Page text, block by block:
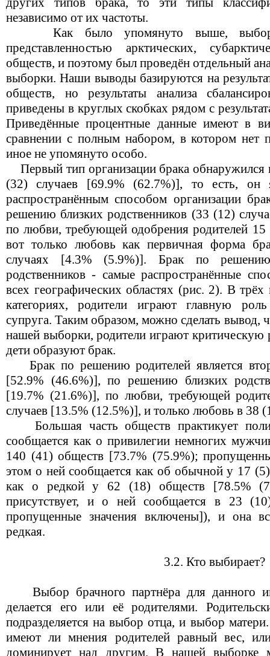
независимо от их частоты.
Как было упомянуто выше, выборка
представленностью арктических,
обществ, и поэтому был проведён отдельный
выборки. Наши выводы базируются на
обществ, но результаты анализа
приведены в круглых скобках рядом с
Приведённые процентные данные имеют в
сравнении с полным набором, в котором нет
иное не упомянуто особо.
Первый тип организации брака обнаружился
(32) случаев [69.9% (62.7%)], то есть, он
распространённым способом организации
решению близких родственников (33 (12)
по любви, требующей одобрения родителей
вот только любовь как первичная форма
случаях [4.3% (5.9%)]. Брак по
родственников - самые распространённые
всех географических областях (рис. 2). В трёх
категориях, родители играют главную
супруга. Таким образом, можно сделать вывод,
нашей выборки, родители играют критическую
дети образуют брак.
Брак по решению родителей является
[52.9% (46.6%)], по решению близких
[19.7% (21.6%)], по любви, требующей
случаев [13.5% (12.5%)], и только любовь в 38
Большая часть обществ практикует
сообщается как о привилегии немногих
140 (41) обществ [73.7% (75.9%);
этом о ней сообщается как об обычной у 17
как о редкой у 62 (18) обществ [78.5%
присутствует, и о ней сообщается в 23
пропущенные значения включены]), и она
редкая.
3.2. Кто выбирает?
Выбор брачного партнёра для данного
делается его или её родителями.
подразделяется на выбор отца, и выбор
имеют ли мнения родителей равный вес,
доминирует над другим. В нашей выборке